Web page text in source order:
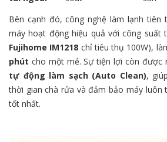
Bên cạnh đó, công nghệ làm lạnh tiên
máy hoạt động hiệu quả với công suất
Fujihome IM1218 chỉ tiêu thụ 100W),
phút cho một mẻ. Sự tiện lợi còn được
tự động làm sạch (Auto Clean),
thời gian chà rửa và đảm bảo máy luôn
tốt nhất.